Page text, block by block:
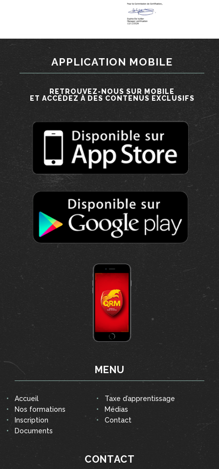
CONTACT
MENU
Accueil
Nos formations
Inscription
Documents
Taxe d’apprentissage
Médias
Contact
APPLICATION MOBILE
RETROUVEZ-NOUS SUR MOBILE
ET ACCÉDEZ À DES CONTENUS EXCLUSIFS